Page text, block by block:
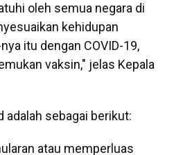
oleh semua negara di
kehidupan
itu dengan COVID-19,
vaksin," jelas Kepala
adalah sebagai berikut:
atau memperluas